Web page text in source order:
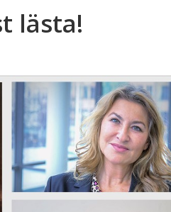
lästa!